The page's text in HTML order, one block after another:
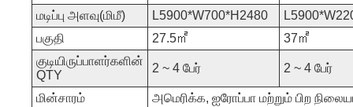
மடிப்பு அளவு(மிமீ)
L5900*W700*H2480
பகுதி
27.5㎡
37㎡
குடியிருப்பாளர்களின்
QTY
2 ~ 4 பேர் 2 ~ 4 பேர்
மின்சாரம்
அமெரிக்க, ஐரோப்பா மற்றும் பிற